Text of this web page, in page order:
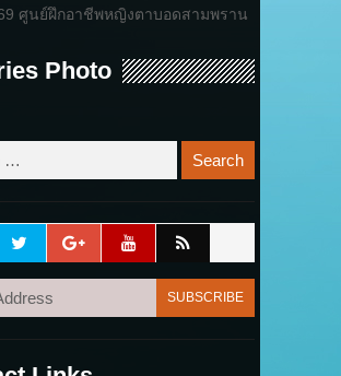
ศูนย์ฝึกอาชีพหญิงตาบอดสามพราน
Photo